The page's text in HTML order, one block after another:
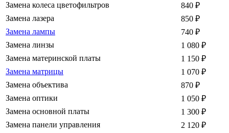
Замена колеса цветофильтров
840 ₽
Замена лазера
850 ₽
Замена лампы
740 ₽
Замена линзы
1 080 ₽
Замена материнской платы
1 150 ₽
Замена матрицы
1 070 ₽
Замена объектива
870 ₽
Замена оптики
1 050 ₽
Замена основной платы
1 300 ₽
Замена панели управления
2 120 ₽